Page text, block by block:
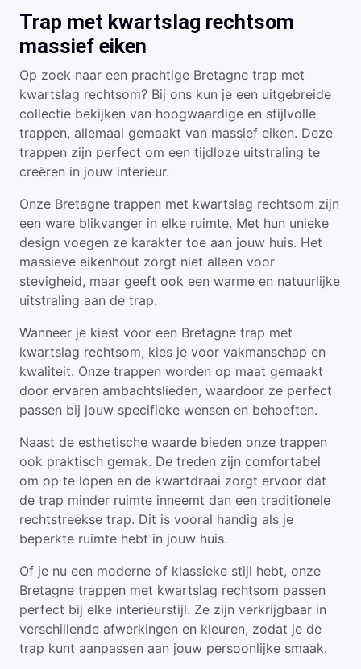
Trap met kwartslag rechtsom
massief eiken
Op zoek naar een prachtige Bretagne trap met
kwartslag rechtsom? Bij ons kun je een uitgebreide
collectie bekijken van hoogwaardige en stijlvolle
trappen, allemaal gemaakt van massief eiken. Deze
trappen zijn perfect om een tijdloze uitstraling te
creëren in jouw interieur.
Onze Bretagne trappen met kwartslag rechtsom zijn
een ware blikvanger in elke ruimte. Met hun unieke
design voegen ze karakter toe aan jouw huis. Het
massieve eikenhout zorgt niet alleen voor
stevigheid, maar geeft ook een warme en natuurlijke
uitstraling aan de trap.
Wanneer je kiest voor een Bretagne trap met
kwartslag rechtsom, kies je voor vakmanschap en
kwaliteit. Onze trappen worden op maat gemaakt
door ervaren ambachtslieden, waardoor ze perfect
passen bij jouw specifieke wensen en behoeften.
Naast de esthetische waarde bieden onze trappen
ook praktisch gemak. De treden zijn comfortabel
om op te lopen en de kwartdraai zorgt ervoor dat
de trap minder ruimte inneemt dan een traditionele
rechtstreekse trap. Dit is vooral handig als je
beperkte ruimte hebt in jouw huis.
Of je nu een moderne of klassieke stijl hebt, onze
Bretagne trappen met kwartslag rechtsom passen
perfect bij elke interieurstijl. Ze zijn verkrijgbaar in
verschillende afwerkingen en kleuren, zodat je de
trap kunt aanpassen aan jouw persoonlijke smaak.